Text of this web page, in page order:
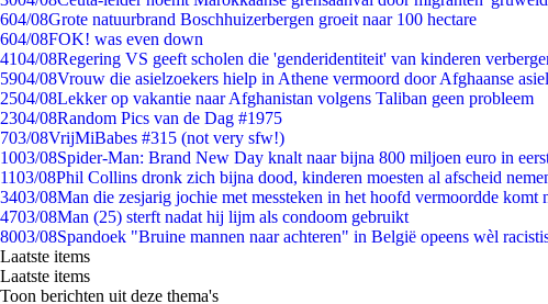
604/08Grote natuurbrand Boschhuizerbergen groeit naar 100 hectare
604/08FOK! was even down
4104/08Regering VS geeft scholen die 'genderidentiteit' van kinderen
5904/08Vrouw die asielzoekers hielp in Athene vermoord door Afghaanse
2504/08Lekker op vakantie naar Afghanistan volgens Taliban geen probleem
2304/08Random Pics van de Dag #1975
703/08VrijMiBabes #315 (not very sfw!)
1003/08Spider-Man: Brand New Day knalt naar bijna 800 miljoen euro in
1103/08Phil Collins dronk zich bijna dood, kinderen moesten al afscheid
3403/08Man die zesjarig jochie met messteken in het hoofd vermoordde komt
4703/08Man (25) sterft nadat hij lijm als condoom gebruikt
8003/08Spandoek "Bruine mannen naar achteren" in België opeens wèl
Laatste items
Laatste items
Toon berichten uit deze thema's